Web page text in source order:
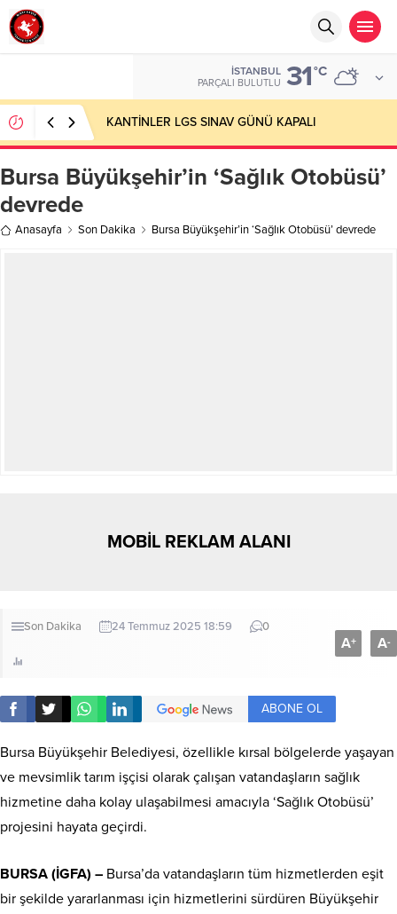
İSTANBUL
PARÇALI BULUTLU 31°C
KANTİNLER LGS SINAV GÜNÜ KAPALI
Bursa Büyükşehir’in ‘Sağlık Otobüsü’
devrede
Anasayfa Son Dakika Bursa Büyükşehir’in ‘Sağlık Otobüsü’ devrede
MOBİL REKLAM ALANI
Son Dakika 24 Temmuz 2025 18:59 0
A+ A-
ABONE OL
Bursa Büyükşehir Belediyesi, özellikle kırsal bölgelerde yaşayan
ve mevsimlik tarım işçisi olarak çalışan vatandaşların sağlık
hizmetine daha kolay ulaşabilmesi amacıyla ‘Sağlık Otobüsü’
projesini hayata geçirdi.
BURSA (İGFA) – Bursa’da vatandaşların tüm hizmetlerden eşit
bir şekilde yararlanması için hizmetlerini sürdüren Büyükşehir